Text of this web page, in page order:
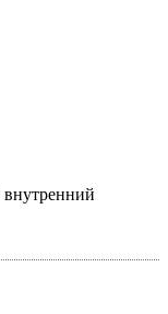
внутренний